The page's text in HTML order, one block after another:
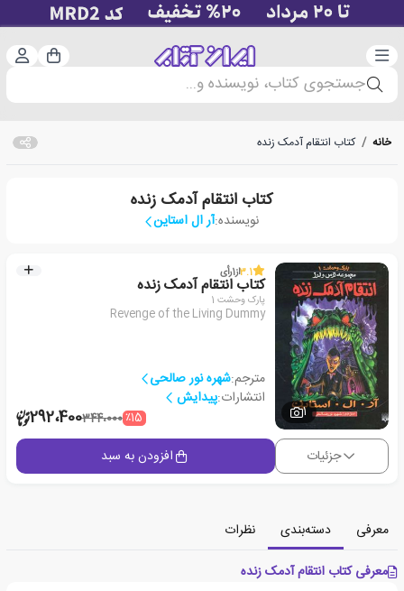
دسته‌بندی سبد
جستجوی کتاب، نویسنده و...
خانه / کتاب انتقام آدمک زنده
کتاب انتقام آدمک زنده
نویسنده:آر ال استاین
1
3.1از1رأی
کتاب انتقام آدمک زنده
پارک وحشت 1
Revenge of the Living Dummy
مترجم:شهره نور صالحی
انتشارات:پیدایش
٪15344،000292،400
جزئیات افزودن به سبد
معرفی دسته‌بندی
نظرات
معرفی کتاب انتقام آدمک زنده